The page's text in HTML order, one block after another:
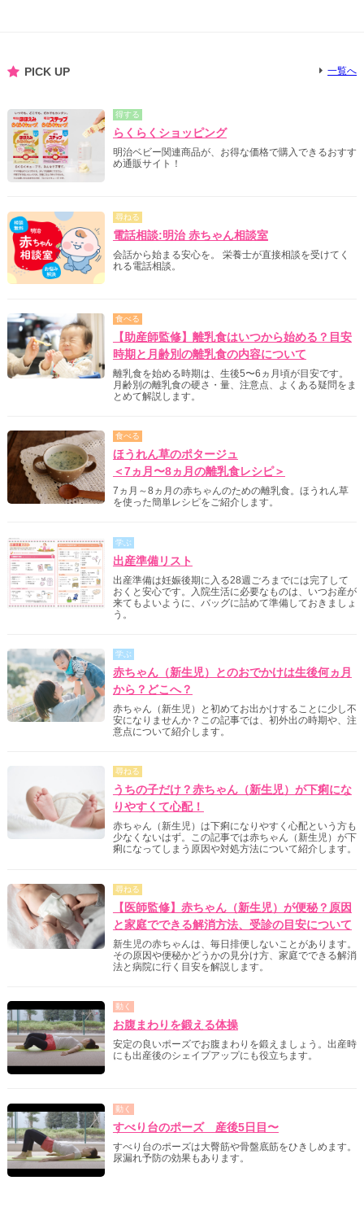
PICK UP 一覧へ
得する
らくらくショッピング
明治ベビー関連商品が、お得な価格で購入できるおすす
め通販サイト！
尋ねる
電話相談:明治 赤ちゃん相談室
会話から始まる安心を。 栄養士が直接相談を受けてく
れる電話相談。
食べる
【助産師監修】離乳食はいつから始める？目安
時期と月齢別の離乳食の内容について
離乳食を始める時期は、生後5〜6ヵ月頃が目安です。
月齢別の離乳食の硬さ・量、注意点、よくある疑問をま
とめて解説します。
食べる
ほうれん草のポタージュ
＜7ヵ月〜8ヵ月の離乳食レシピ＞
7ヵ月～8ヵ月の赤ちゃんのための離乳食。ほうれん草
を使った簡単レシピをご紹介します。
学ぶ
出産準備リスト
出産準備は妊娠後期に入る28週ごろまでには完了して
おくと安心です。入院生活に必要なものは、いつお産が
来てもよいように、バッグに詰めて準備しておきましょ
う。
学ぶ
赤ちゃん（新生児）とのおでかけは生後何ヵ月
から？どこへ？
赤ちゃん（新生児）と初めてお出かけすることに少し不
安になりませんか？この記事では、初外出の時期や、注
意点について紹介します。
尋ねる
うちの子だけ？赤ちゃん（新生児）が下痢にな
りやすくて心配！
赤ちゃん（新生児）は下痢になりやすく心配という方も
少なくないはず。この記事では赤ちゃん（新生児）が下
痢になってしまう原因や対処方法について紹介します。
尋ねる
【医師監修】赤ちゃん（新生児）が便秘？原因
と家庭でできる解消方法、受診の目安について
新生児の赤ちゃんは、毎日排便しないことがあります。
その原因や便秘かどうかの見分け方、家庭でできる解消
法と病院に行く目安を解説します。
動く
お腹まわりを鍛える体操
安定の良いポーズでお腹まわりを鍛えましょう。出産時
にも出産後のシェイプアップにも役立ちます。
動く
すべり台のポーズ 産後5日目〜
すべり台のポーズは大臀筋や骨盤底筋をひきしめます。
尿漏れ予防の効果もあります。